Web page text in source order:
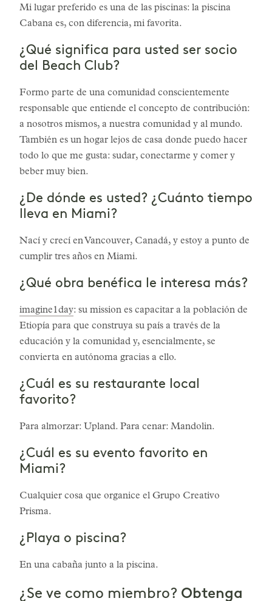
Mi lugar preferido es una de las piscinas: la piscina
Cabana es, con diferencia, mi favorita.
¿Qué significa para usted ser socio
del Beach Club?
Formo parte de una comunidad conscientemente
responsable que entiende el concepto de contribución:
a nosotros mismos, a nuestra comunidad y al mundo.
También es un hogar lejos de casa donde puedo hacer
todo lo que me gusta: sudar, conectarme y comer y
beber muy bien.
¿De dónde es usted? ¿Cuánto tiempo
lleva en Miami?
Nací y crecí en Vancouver, Canadá, y estoy a punto de
cumplir tres años en Miami.
¿Qué obra benéfica le interesa más?
imagine1day: su mission es capacitar a la población de
Etiopía para que construya su país a través de la
educación y la comunidad y, esencialmente, se
convierta en autónoma gracias a ello.
¿Cuál es su restaurante local
favorito?
Para almorzar: Upland. Para cenar: Mandolin.
¿Cuál es su evento favorito en
Miami?
Cualquier cosa que organice el Grupo Creativo
Prisma.
¿Playa o piscina?
En una cabaña junto a la piscina.
¿Se ve como miembro? Obtenga